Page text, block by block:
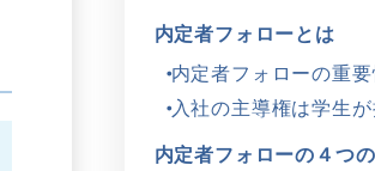
内定者フォローとは
内定者フォローの重要
入社の主導権は学生
内定者フォローの４つ